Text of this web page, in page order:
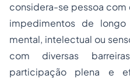
considera-se pessoa
impedimentos de
mental, intelectual ou
com diversas
participação plena e